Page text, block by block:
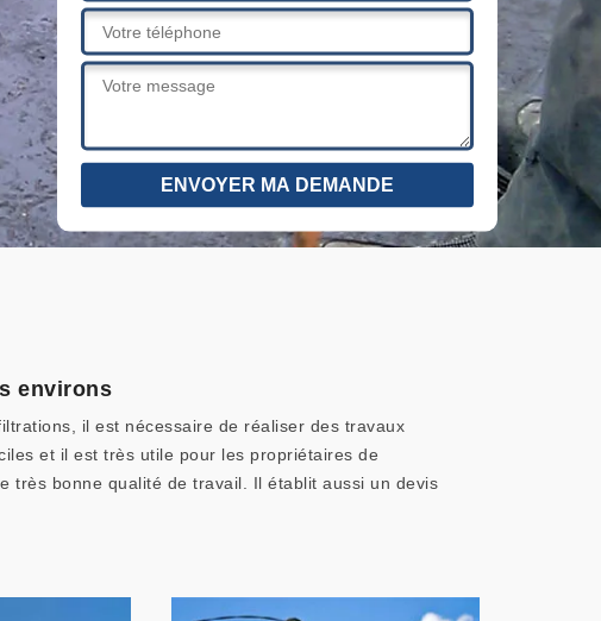
environs
il est nécessaire de réaliser des travaux
et il est très utile pour les propriétaires de
très bonne qualité de travail. Il établit aussi un devis